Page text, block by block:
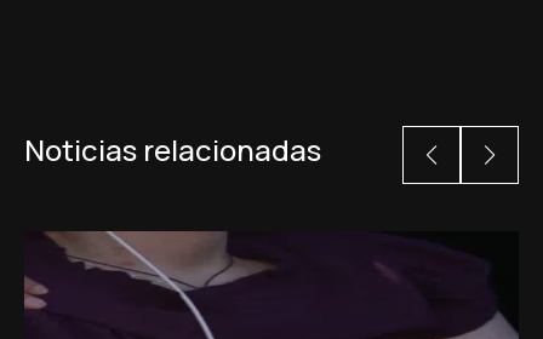
Noticias relacionadas